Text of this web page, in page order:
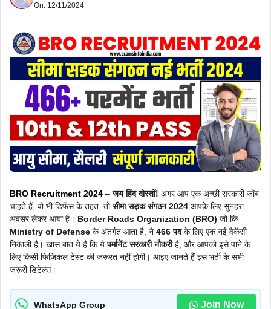
On: 12/11/2024
BRO Recruitment 2024 –जय हिंद दोस्तों! अगर आप एक अच्छी सरकारी जॉब
चाहते हैं, वो भी डिफेंस के तहत, तोसीमा सड़क संगठन 2024 आपके लिए सुनहरा
अवसर लेकर आया है। Border Roads Organization (BRO) जो कि
Ministry of Defense के अंतर्गत आता है, ने 466 पदके लिए एक नई वैकेंसी
निकाली है। खास बात ये है कि येपर्मानेंट सरकारी नौकरीहै, और आपको इसे पाने के
लिए किसी फिजिकल टेस्ट की जरूरत नहीं होगी। आइए जानते हैं इस भर्ती के सभी
जरूरी डिटेल्स।
WhatsApp Group Join Now